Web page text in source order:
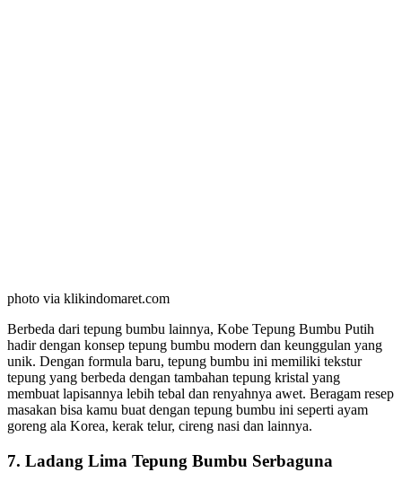
photo via klikindomaret.com
Berbeda dari tepung bumbu lainnya, Kobe Tepung Bumbu Putih
hadir dengan konsep tepung bumbu modern dan keunggulan yang
unik. Dengan formula baru, tepung bumbu ini memiliki tekstur
tepung yang berbeda dengan tambahan tepung kristal yang
membuat lapisannya lebih tebal dan renyahnya awet. Beragam resep
masakan bisa kamu buat dengan tepung bumbu ini seperti ayam
goreng ala Korea, kerak telur, cireng nasi dan lainnya.
7. Ladang Lima Tepung Bumbu Serbaguna